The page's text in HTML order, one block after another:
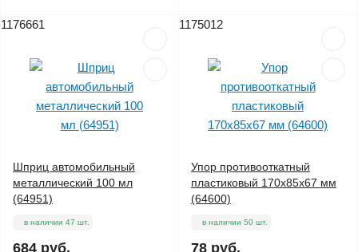
1176661
Шприц автомобильный
металлический 100 мл
(64951)
в наличии 47 шт.
684 руб.
1175012
Упор противооткатный
пластиковый 170х85х67 мм
(64600)
в наличии 50 шт.
78 руб.